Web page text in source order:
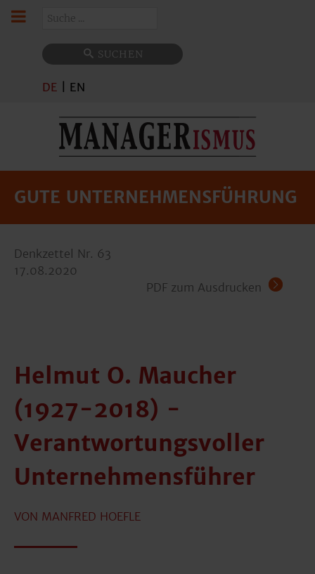
SUCHEN
DE EN
GUTE UNTERNEHMENSFÜHRUNG
Denkzettel Nr. 63
17.08.2020
PDF zum Ausdrucken
Helmut O. Maucher
(1927-2018) -
Verantwortungsvoller
Unternehmensführer
VON MANFRED HOEFLE